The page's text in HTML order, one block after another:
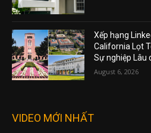
Xếp hạng
California Lọt
Sự nghiệp Lâu
August 6, 2026
VIDEO MỚI NHẤT